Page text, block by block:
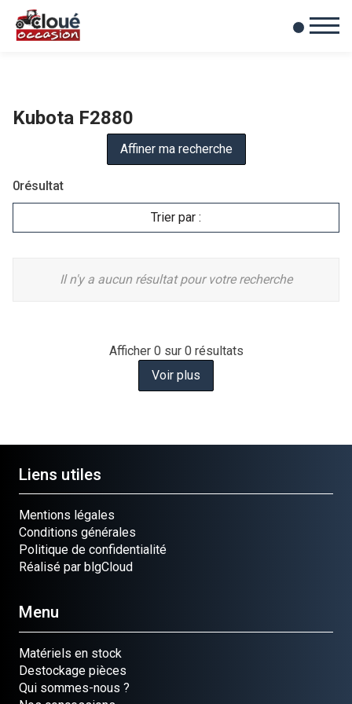
Mes favoris
0
Kubota F2880
0résultat
Trier par :
Affiner ma recherche
Il n'y a aucun résultat pour votre recherche
Afficher 0 sur 0 résultats
Voir plus
Liens utiles
Mentions légales
Conditions générales
Politique de confidentialité
Réalisé par blgCloud
Menu
Matériels en stock
Destockage pièces
Qui sommes-nous ?